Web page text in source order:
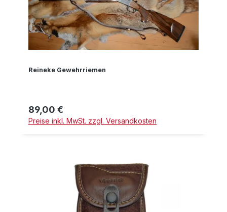
Reineke Gewehrriemen
Regulärer Preis:
89,00 €
Preise inkl. MwSt. zzgl. Versandkosten